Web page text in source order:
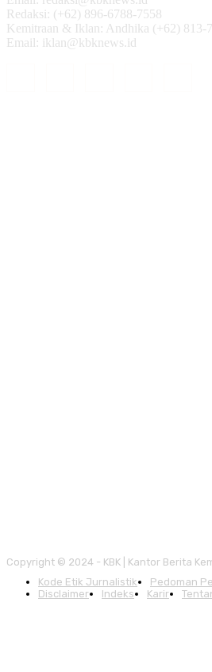
Redaksi: (+62) 896-6788-7558
Kemitraan & Iklan: Andhika (+62) 813-
Email: iklan@kbknews.id
Copyright © 2024 - KBK | Kantor Berita
Kode Etik Jurnalistik
Pedoman
Disclaimer
Indeks Karir